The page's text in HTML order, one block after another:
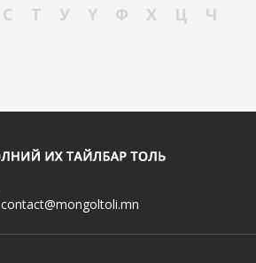
С Т У Ү Ф Х Ц
Ч
contact@mongoltoli.mn